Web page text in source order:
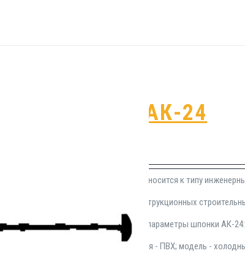
Гидрошпонка АК-24
Герметизационная прокладка АК-24 относится к типу
сфере устройства гидроизоляции конструкционных
этапе монолитных работ. Технические параметры шпонки АК-
при разрыве - 290%; сырье изготовления - ПВХ; модель -